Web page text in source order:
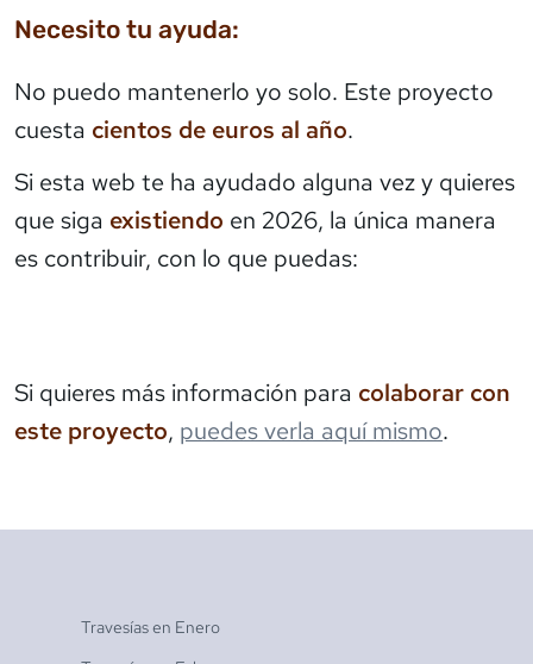
Necesito tu ayuda:
No puedo mantenerlo yo solo. Este proyecto
cuesta cientos de euros al año.
Si esta web te ha ayudado alguna vez y quieres
que siga existiendo en 2026, la única manera
es contribuir, con lo que puedas:
Si quieres más información para colaborar con
este proyecto, puedes verla aquí mismo.
Travesías en Enero